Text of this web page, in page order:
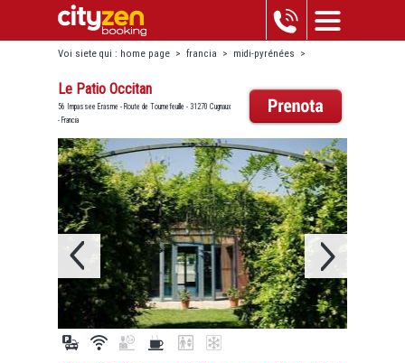
Voi siete qui : home page > francia > midi-pyrénées >
cugnaux>le patio occitan
Le Patio Occitan
56 Impassee Erasme - Route de Tournefeuille - 31270 Cugnaux
- Francia